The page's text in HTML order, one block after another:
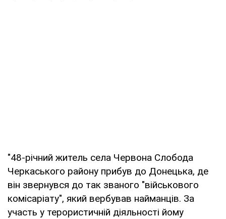
"48-річний житель села Червона Слобода
Черкаського району прибув до Донецька, де
він звернувся до так званого "військового
комісаріату", який вербував найманців. За
участь у терористичній діяльності йому